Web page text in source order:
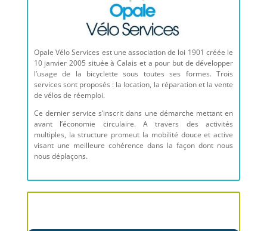
Opale Vélo Services est une association de loi 1901 créée le
10 janvier 2005 située à Calais et a pour but de développer
l’usage de la bicyclette sous toutes ses formes. Trois
services sont proposés : la location, la réparation et la vente
de vélos de réemploi.
Ce dernier service s’inscrit dans une démarche mettant en
avant l’économie circulaire. A travers des activités
multiples, la structure promeut la mobilité douce et active
visant une meilleure cohérence dans la façon dont nous
nous déplaçons.